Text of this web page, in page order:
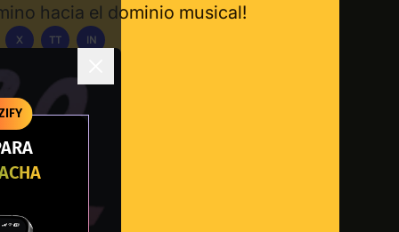
hacia el dominio musical!
X TT IN
la App